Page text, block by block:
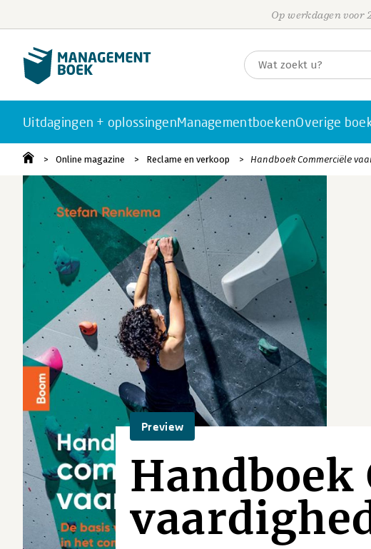
Op werkdagen voor
Uitdagingen + oplossingenManagementboekenOverige
Online magazine Reclame en verkoop Handboek Commerciële
Preview
Handboek